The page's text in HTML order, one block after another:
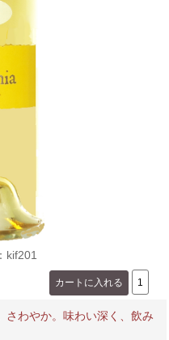
kif201
さわやか。味わい深く、飲み